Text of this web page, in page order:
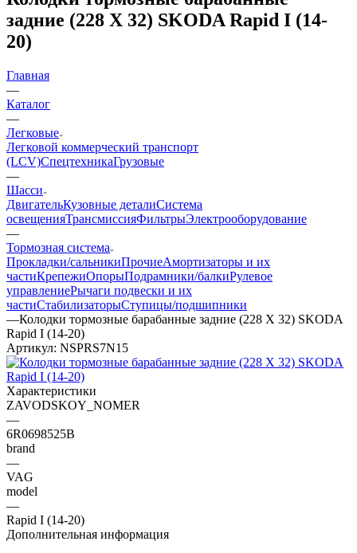
задние (228 Х 32) SKODA Rapid I (14-
20)
Главная
—
Каталог
—
Легковые
Легковой коммерческий транспорт
(LCV)СпецтехникаГрузовые
—
Шасси
ДвигательКузовные деталиСистема
освещенияТрансмиссияФильтрыЭлектрооборудование
—
Тормозная система
Прокладки/сальникиПрочиеАмортизаторы и их
частиКрепежиОпорыПодрамники/балкиРулевое
управлениеРычаги подвески и их
частиСтабилизаторыСтупицы/подшипники
—Колодки тормозные барабанные задние (228 Х 32) SKODA
Rapid I (14-20)
Артикул: NSPRS7N15
Характеристики
ZAVODSKOY_NOMER
—
6R0698525B
brand
—
VAG
model
—
Rapid I (14-20)
Дополнительная информация